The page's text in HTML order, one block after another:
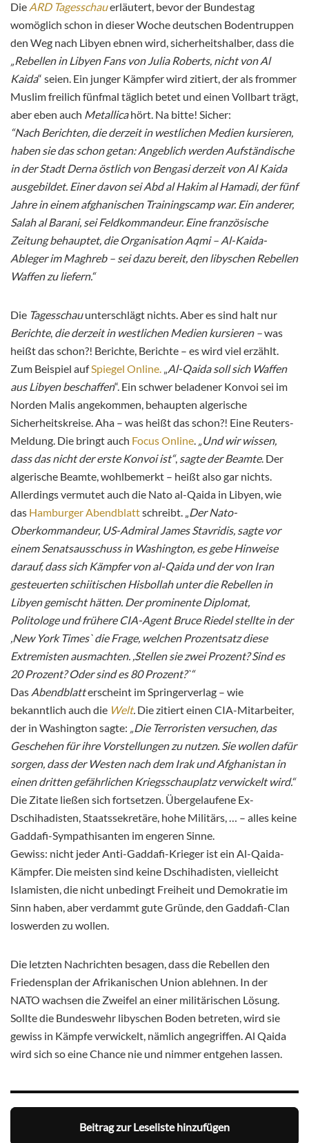
Die ARD Tagesschauerläutert, bevor der Bundestag
womöglich schon in dieser Woche deutschen Bodentruppen
den Weg nach Libyen ebnen wird, sicherheitshalber, dass die
„Rebellen in Libyen Fans von Julia Roberts, nicht von Al
Kaida“ seien. Ein junger Kämpfer wird zitiert, der als frommer
Muslim freilich fünfmal täglich betet und einen Vollbart trägt,
aber eben auch Metallicahört. Na bitte! Sicher:
“Nach Berichten, die derzeit in westlichen Medien kursieren,
haben sie das schon getan: Angeblich werden Aufständische
in der Stadt Derna östlich von Bengasi derzeit von Al Kaida
ausgebildet. Einer davon sei Abd al Hakim al Hamadi, der fünf
Jahre in einem afghanischen Trainingscamp war. Ein anderer,
Salah al Barani, sei Feldkommandeur. Eine französische
Zeitung behauptet, die Organisation Aqmi – Al-Kaida-
Ableger im Maghreb – sei dazu bereit, den libyschen Rebellen
Waffen zu liefern.“
Die Tagesschauunterschlägt nichts. Aber es sind halt nur
Berichte, die derzeit in westlichen Medien kursieren –was
heißt das schon?! Berichte, Berichte – es wird viel erzählt.
Zum Beispiel aufSpiegel Online. „Al-Qaida soll sich Waffen
aus Libyen beschaffen“. Ein schwer beladener Konvoi sei im
Norden Malis angekommen, behaupten algerische
Sicherheitskreise. Aha – was heißt das schon?! Eine Reuters-
Meldung. Die bringt auch Focus Online. „Und wir wissen,
dass das nicht der erste Konvoi ist“, sagte der Beamte. Der
algerische Beamte, wohlbemerkt – heißt also gar nichts.
Allerdings vermutet auch die Nato al-Qaida in Libyen, wie
das Hamburger Abendblattschreibt. „Der Nato-
Oberkommandeur, US-Admiral James Stavridis, sagte vor
einem Senatsausschuss in Washington, es gebe Hinweise
darauf, dass sich Kämpfer von al-Qaida und der von Iran
gesteuerten schiitischen Hisbollah unter die Rebellen in
Libyen gemischt hätten. Der prominente Diplomat,
Politologe und frühere CIA-Agent Bruce Riedel stellte in der
,New York Times` die Frage, welchen Prozentsatz diese
Extremisten ausmachten. ,Stellen sie zwei Prozent? Sind es
20 Prozent? Oder sind es 80 Prozent?`“
Das Abendblatterscheint im Springerverlag – wie
bekanntlich auch die Welt. Die zitiert einen CIA-Mitarbeiter,
der in Washington sagte: „Die Terroristen versuchen, das
Geschehen für ihre Vorstellungen zu nutzen. Sie wollen dafür
sorgen, dass der Westen nach dem Irak und Afghanistan in
einen dritten gefährlichen Kriegsschauplatz verwickelt wird.“
Die Zitate ließen sich fortsetzen. Übergelaufene Ex-
Dschihadisten, Staatssekretäre, hohe Militärs, … – alles keine
Gaddafi-Sympathisanten im engeren Sinne.
Gewiss: nicht jeder Anti-Gaddafi-Krieger ist ein Al-Qaida-
Kämpfer. Die meisten sind keine Dschihadisten, vielleicht
Islamisten, die nicht unbedingt Freiheit und Demokratie im
Sinn haben, aber verdammt gute Gründe, den Gaddafi-Clan
loswerden zu wollen.
Die letzten Nachrichten besagen, dass die Rebellen den
Friedensplan der Afrikanischen Union ablehnen. In der
NATO wachsen die Zweifel an einer militärischen Lösung.
Sollte die Bundeswehr libyschen Boden betreten, wird sie
gewiss in Kämpfe verwickelt, nämlich angegriffen. Al Qaida
wird sich so eine Chance nie und nimmer entgehen lassen.
Beitrag zur Leseliste hinzufügen